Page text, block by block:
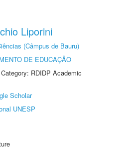
Liporini
(Câmpus de Bauru)
DE EDUCAÇÃO
RDIDP Academic
Scholar
UNESP